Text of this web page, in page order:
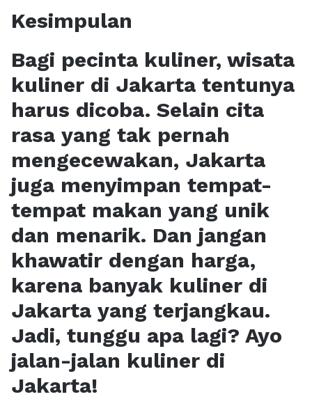
Kesimpulan
Bagi pecinta kuliner, wisata
kuliner di Jakarta tentunya
harus dicoba. Selain cita
rasa yang tak pernah
mengecewakan, Jakarta
juga menyimpan tempat-
tempat makan yang unik
dan menarik. Dan jangan
khawatir dengan harga,
karena banyak kuliner di
Jakarta yang terjangkau.
Jadi, tunggu apa lagi? Ayo
jalan-jalan kuliner di
Jakarta!